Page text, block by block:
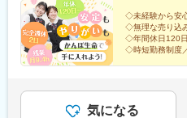
条駅(奈良県)、近鉄下田駅、
勝浦駅、倉吉駅、浜田駅、安
庭瀬駅、瀬戸駅、備前西市駅
竹原駅、大竹駅、山麓駅(千光
島県)、徳山駅、阿南駅、阿
甘木駅(西鉄線)、奈多駅、西
駅、伊万里駅、五島町駅、霊
ア：福岡県、佐賀県、長崎県
県■沖縄エリア：沖縄県※初期
ン歓迎※基本的にスクーター
※配属先のかんぽサービス部
の家庭事情があり、参加が難
ります
駅(宮城県)、くりこま高原駅
駅、東大館駅、羽後本荘駅、
形駅、米沢駅、鶴岡駅、酒田
駅、長井駅、白河駅、いわき
駅、磐城石川駅、須賀川駅、
間駅、新鉾田駅、鹿島神宮駅
駅、西那須野駅、足利駅、新
◇未経験から安
◇無理な売り込
◇年間休日120
◇時短勤務制度
日本郵政グルー
気になる